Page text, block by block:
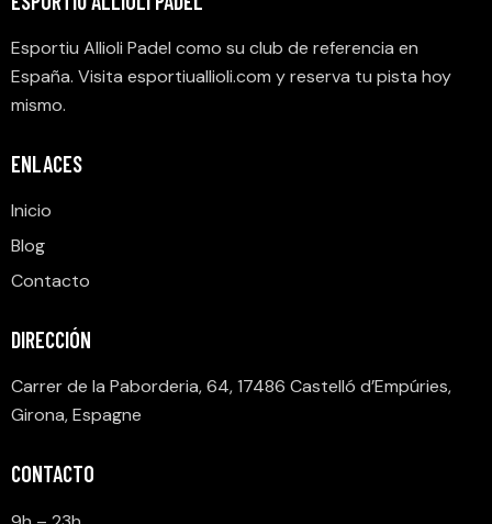
Esportiu Allioli Padel como su club de referencia en
España. Visita esportiuallioli.com y reserva tu pista hoy
mismo.
ENLACES
Inicio
Blog
Contacto
DIRECCIÓN
Carrer de la Paborderia, 64, 17486 Castelló d’Empúries,
Girona, Espagne
CONTACTO